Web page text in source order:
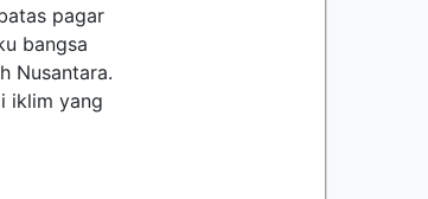
pagar
bangsa
Nusantara.
iklim yang